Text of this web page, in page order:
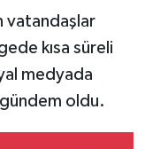
vatandaşlar
kısa süreli
medyada
gündem oldu.